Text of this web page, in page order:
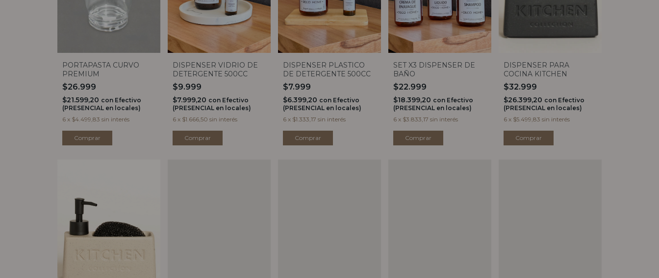
PORTAPASTA CURVO
PREMIUM
$26.999
$21.599,20 con Efectivo
(PRESENCIAL en locales)
6 x $4.499,83 sin interés
DISPENSER VIDRIO DE
DETERGENTE 500CC
$9.999
$7.999,20 con Efectivo
(PRESENCIAL en locales)
6 x $1.666,50 sin interés
DISPENSER PLASTICO
DE DETERGENTE 500CC
$7.999
$6.399,20 con Efectivo
(PRESENCIAL en locales)
6 x $1.333,17 sin interés
SET X3 DISPENSER DE
BAÑO
$22.999
$18.399,20 con Efectivo
(PRESENCIAL en locales)
6 x $3.833,17 sin interés
DISPENSER PARA
COCINA KITCHEN
$32.999
$26.399,20 con Efectivo
(PRESENCIAL en locales)
6 x $5.499,83 sin interés
Comprar